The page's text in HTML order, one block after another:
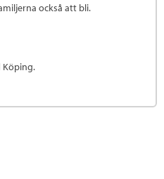
också att bli.
Köping.